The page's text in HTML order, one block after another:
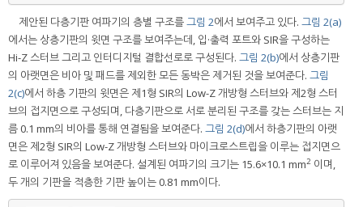
제안된 다층기판 여파기의 층별 구조를그림 2에서 보여주고 있다. 그림 2(a)
에서는 상층기판의 윗면 구조를 보여주는데, 입·출력 포트와 SIR을 구성하는
Hi-Z 스터브 그리고 인터디지털 결합선로로 구성된다. 그림 2(b)에서 상층기판
의 아랫면은 비아 및 패드를 제외한 모든 동박은 제거된 것을 보여준다. 그림
2(c)에서 하층 기판의 윗면은 제1형 SIR의 Low-Z 개방형 스터브와 제2형 스터
브의 접지면으로 구성되며, 다층기판으로 서로 분리된 구조를 갖는 스터브는 지
름 0.1 mm의 비아를 통해 연결됨을 보여준다. 그림 2(d)에서 하층기판의 아랫
면은 제2형 SIR의 Low-Z 개방형 스터브와 마이크로스트립을 이루는 접지면으
로 이루어져 있음을 보여준다. 설계된 여파기의 크기는 15.6×10.1 mm2 이며,
두 개의 기판을 적층한 기판 높이는 0.81 mm이다.